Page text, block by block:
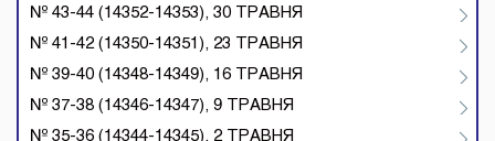
№ 43-44 (14352-14353), 30 ТРАВНЯ
№ 41-42 (14350-14351), 23 ТРАВНЯ
№ 39-40 (14348-14349), 16 ТРАВНЯ
№ 37-38 (14346-14347), 9 ТРАВНЯ
№ 35-36 (14344-14345), 2 ТРАВНЯ